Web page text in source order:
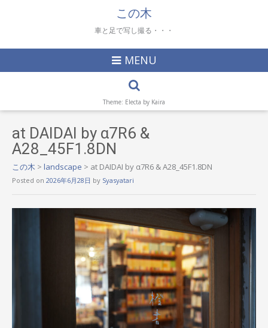
この木
車と足で写し撮る・・・
MENU
Theme: Electa by Kaira
at DAIDAI by α7R6 &
A28_45F1.8DN
この木 > landscape > at DAIDAI by α7R6 & A28_45F1.8DN
Posted on 2026年6月28日 by Syasyatari